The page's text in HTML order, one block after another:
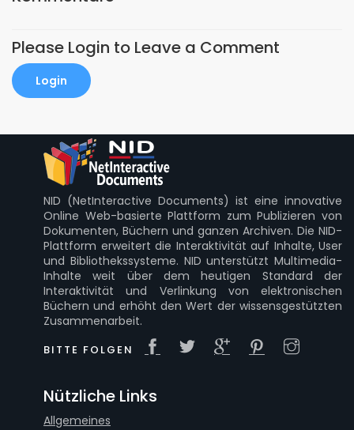
Please Login to Leave a Comment
Login
NID (NetInteractive Documents) ist eine innovative
Online Web-basierte Plattform zum Publizieren von
Dokumenten, Büchern und ganzen Archiven. Die NID-
Plattform erweitert die Interaktivität auf Inhalte, User
und Bibliothekssysteme. NID unterstützt Multimedia-
Inhalte weit über dem heutigen Standard der
Interaktivität und Verlinkung von elektronischen
Büchern und erhöht den Wert der wissensgestützten
Zusammenarbeit.
BITTE FOLGEN
Nützliche Links
Allgemeines